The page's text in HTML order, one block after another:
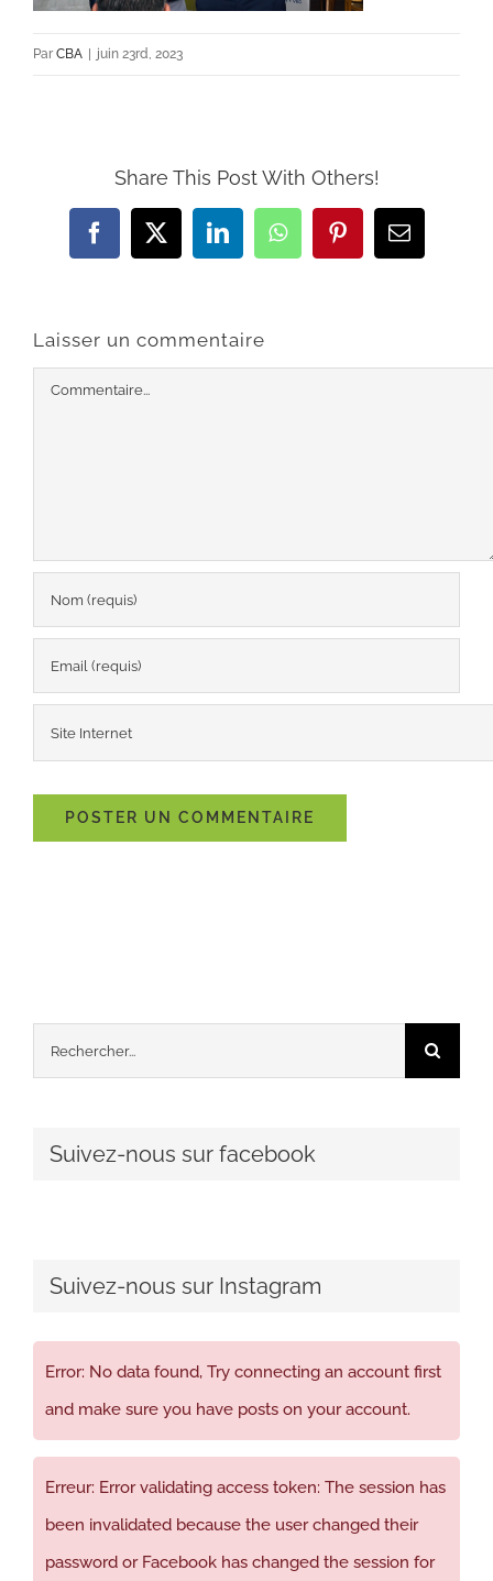
Par CBA | juin 23rd, 2023
Share This Post With Others!
Facebook
X LinkedInWhatsAppPinterestEmail
Laisser un commentaire
Commentaire
Rechercher:
Suivez-nous sur facebook
Suivez-nous sur Instagram
Error: No data found, Try connecting an account first
and make sure you have posts on your account.
Erreur: Error validating access token: The session has
been invalidated because the user changed their
password or Facebook has changed the session for